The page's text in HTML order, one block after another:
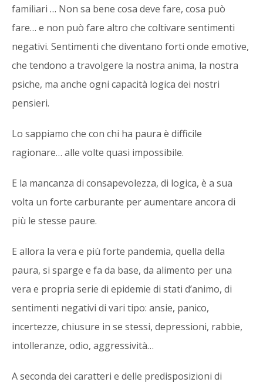
familiari … Non sa bene cosa deve fare, cosa può
fare… e non può fare altro che coltivare sentimenti
negativi. Sentimenti che diventano forti onde emotive,
che tendono a travolgere la nostra anima, la nostra
psiche, ma anche ogni capacità logica dei nostri
pensieri.
Lo sappiamo che con chi ha paura è difficile
ragionare… alle volte quasi impossibile.
E la mancanza di consapevolezza, di logica, è a sua
volta un forte carburante per aumentare ancora di
più le stesse paure.
E allora la vera e più forte pandemia, quella della
paura, si sparge e fa da base, da alimento per una
vera e propria serie di epidemie di stati d’animo, di
sentimenti negativi di vari tipo: ansie, panico,
incertezze, chiusure in se stessi, depressioni, rabbie,
intolleranze, odio, aggressività…
A seconda dei caratteri e delle predisposizioni di